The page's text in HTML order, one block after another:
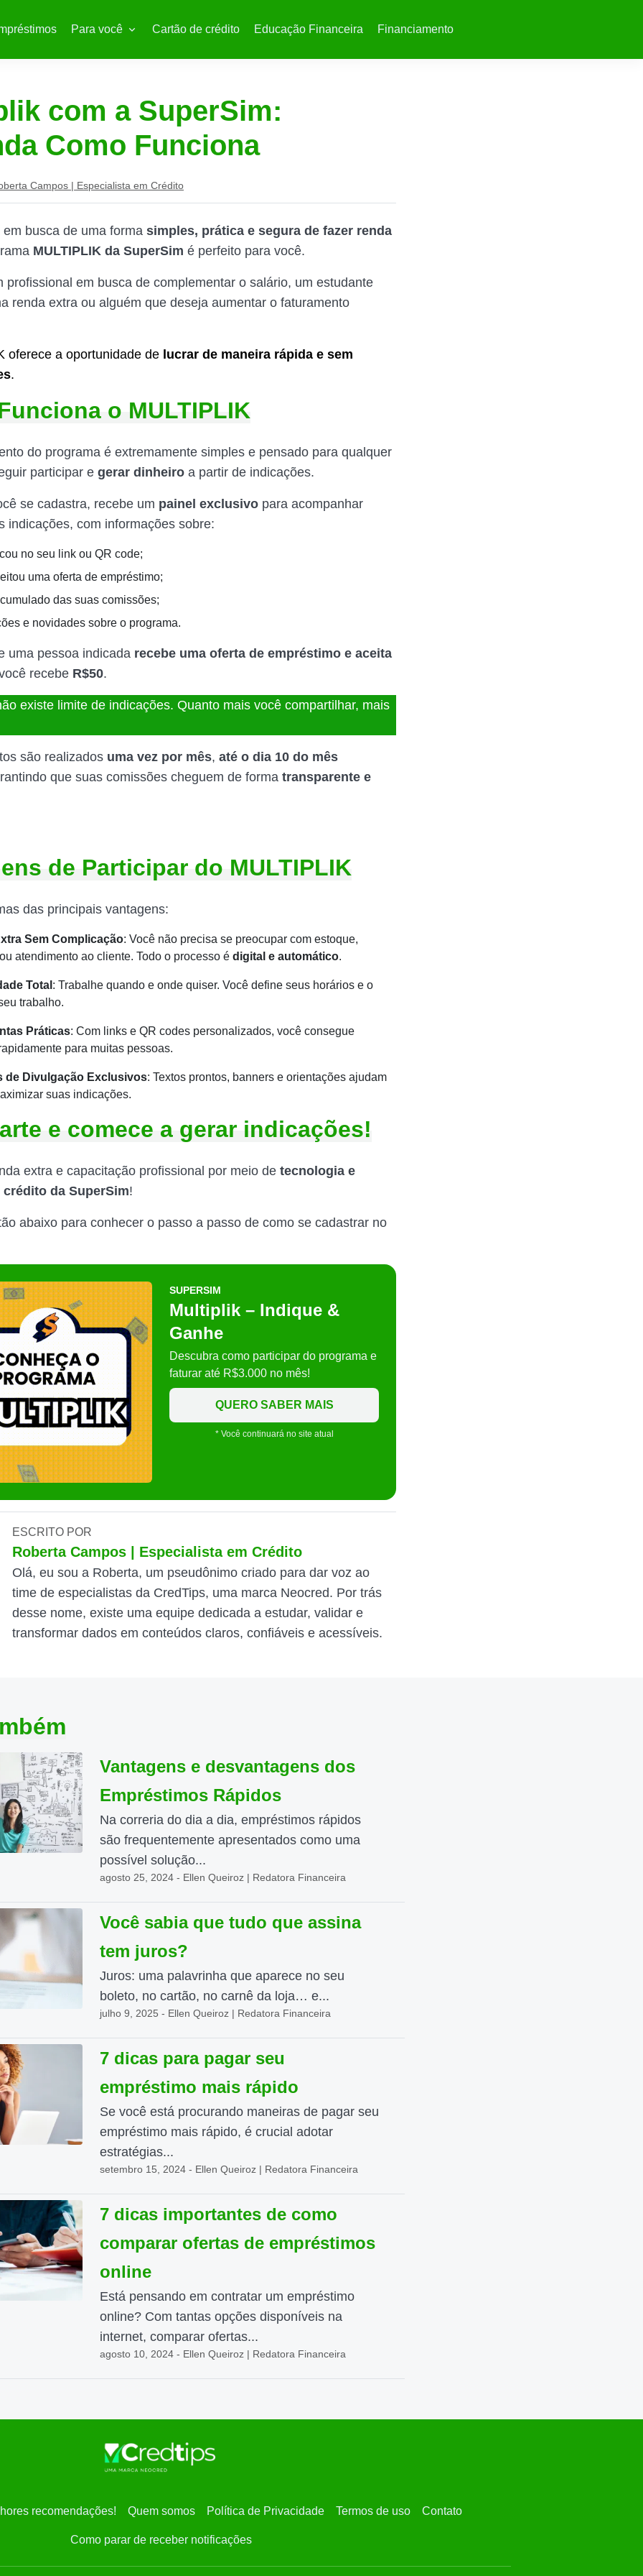
Para você Cartão de crédito Educação Financeira Financiamento
com a SuperSim:
Como Funciona
Campos | Especialista em Crédito
busca de uma forma simples, prática e segura de fazer renda
MULTIPLIK da SuperSim é perfeito para você.
profissional em busca de complementar o salário, um estudante
renda extra ou alguém que deseja aumentar o faturamento
oferece a oportunidade de lucrar de maneira rápida e sem
.
o MULTIPLIK
do programa é extremamente simples e pensado para qualquer
participar e gerar dinheiro a partir de indicações.
se cadastra, recebe um painel exclusivo para acompanhar
indicações, com informações sobre:
no seu link ou QR code;
uma oferta de empréstimo;
das suas comissões;
e novidades sobre o programa.
uma pessoa indicada recebe uma oferta de empréstimo e aceita
recebe R$50.
existe limite de indicações. Quanto mais você compartilhar, mais
são realizados uma vez por mês, até o dia 10 do mês
que suas comissões cheguem de forma transparente e
de Participar do MULTIPLIK
das principais vantagens:
Sem Complicação: Você não precisa se preocupar com estoque,
atendimento ao cliente. Todo o processo é digital e automático.
Total : Trabalhe quando e onde quiser. Você define seus horários e o
trabalho.
Práticas: Com links e QR codes personalizados, você consegue
para muitas pessoas.
de Divulgação Exclusivos: Textos prontos, banners e orientações ajudam
suas indicações.
e comece a gerar indicações!
extra e capacitação profissional por meio de tecnologia e
da SuperSim!
abaixo para conhecer o passo a passo de como se cadastrar no
SUPERSIM
Multiplik – Indique &
Ganhe
Descubra como participar do programa e
faturar até R$3.000 no mês!
QUERO SABER MAIS
* Você continuará no site atual
ESCRITO POR
Roberta Campos | Especialista em Crédito
Olá, eu sou a Roberta, um pseudônimo criado para dar voz ao
time de especialistas da CredTips, uma marca Neocred. Por trás
desse nome, existe uma equipe dedicada a estudar, validar e
transformar dados em conteúdos claros, confiáveis e acessíveis.
Vantagens e desvantagens dos
Empréstimos Rápidos
Na correria do dia a dia, empréstimos rápidos
são frequentemente apresentados como uma
possível solução...
agosto 25, 2024 - Ellen Queiroz | Redatora Financeira
Você sabia que tudo que assina
tem juros?
Juros: uma palavrinha que aparece no seu
boleto, no cartão, no carnê da loja… e...
julho 9, 2025 - Ellen Queiroz | Redatora Financeira
7 dicas para pagar seu
empréstimo mais rápido
Se você está procurando maneiras de pagar seu
empréstimo mais rápido, é crucial adotar
estratégias...
setembro 15, 2024 - Ellen Queiroz | Redatora Financeira
7 dicas importantes de como
comparar ofertas de empréstimos
online
Está pensando em contratar um empréstimo
online? Com tantas opções disponíveis na
internet, comparar ofertas...
agosto 10, 2024 - Ellen Queiroz | Redatora Financeira
recomendações! Quem somos Política de Privacidade Termos de uso Contato
Como parar de receber notificações